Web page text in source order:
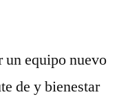
un equipo nuevo
de y bienestar